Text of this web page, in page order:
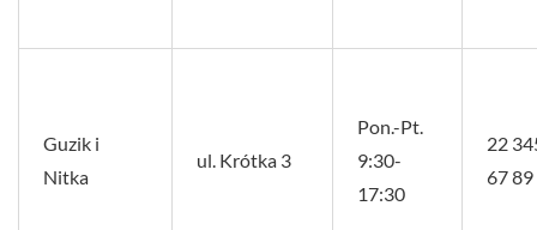
Guzik i
Nitka
ul. Krótka 3
Pon.-Pt.
9:30-
17:30
22
67 89